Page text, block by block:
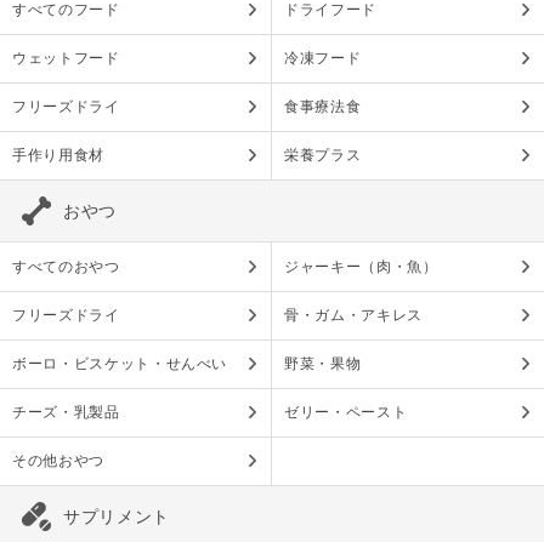
すべてのフード ドライフード
ウェットフード 冷凍フード
フリーズドライ 食事療法食
手作り用食材 栄養プラス
おやつ
すべてのおやつ ジャーキー（肉・魚）
フリーズドライ 骨・ガム・アキレス
ボーロ・ビスケット・せんべい 野菜・果物
チーズ・乳製品 ゼリー・ペースト
その他おやつ
サプリメント